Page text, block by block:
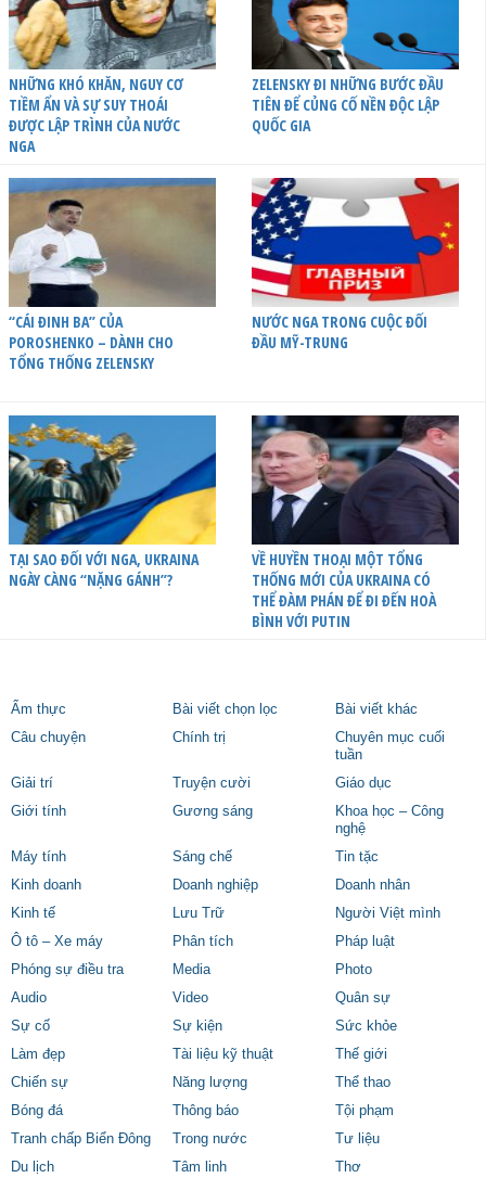
NHỮNG KHÓ KHĂN, NGUY CƠ
TIỀM ẨN VÀ SỰ SUY THOÁI
ĐƯỢC LẬP TRÌNH CỦA NƯỚC
NGA
ZELENSKY ĐI NHỮNG BƯỚC ĐẦU
TIÊN ĐỂ CỦNG CỐ NỀN ĐỘC LẬP
QUỐC GIA
“CÁI ĐINH BA” CỦA
POROSHENKO – DÀNH CHO
TỔNG THỐNG ZELENSKY
NƯỚC NGA TRONG CUỘC ĐỐI
ĐẦU MỸ-TRUNG
TẠI SAO ĐỐI VỚI NGA, UKRAINA
NGÀY CÀNG “NẶNG GÁNH”?
VỀ HUYỀN THOẠI MỘT TỔNG
THỐNG MỚI CỦA UKRAINA CÓ
THỂ ĐÀM PHÁN ĐỂ ĐI ĐẾN HOÀ
BÌNH VỚI PUTIN
Ẩm thực Bài viết chọn lọc
Bài viết khác
Câu chuyện
Chính trị
Chuyên mục cuối
tuần
Giải trí
Truyện cười
Giáo dục
Giới tính
Gương sáng
Khoa học – Công
nghệ
Máy tính
Sáng chế
Tin tặc
Kinh doanh
Doanh nghiệp
Doanh nhân
Kinh tế
Lưu Trữ
Người Việt mình
Ô tô – Xe máy
Phân tích
Pháp luật
Phóng sự điều tra
Media
Photo
Audio
Video
Quân sự
Sự cố
Sự kiện
Sức khỏe
Làm đẹp
Tài liệu kỹ thuật
Thế giới
Chiến sự
Năng lượng
Thể thao
Bóng đá
Thông báo
Tội phạm
Tranh chấp Biển Đông
Trong nước
Tư liệu
Du lịch
Tâm linh Thơ